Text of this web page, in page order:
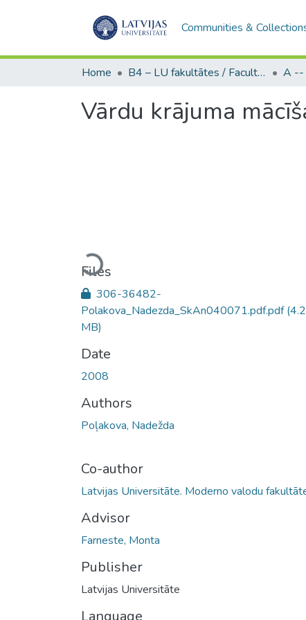
Communities &
Home B4 – LU fakultātes / Faculties of the UL
Vārdu krājuma
Loading...
Files
306-36482-
Polakova_Nadezda_SkAn040071.pdf.pdf
MB)
Date
2008
Authors
Poļakova, Nadežda
Co-author
Latvijas Universitāte. Moderno valodu
Advisor
Farneste, Monta
Publisher
Latvijas Universitāte
Language